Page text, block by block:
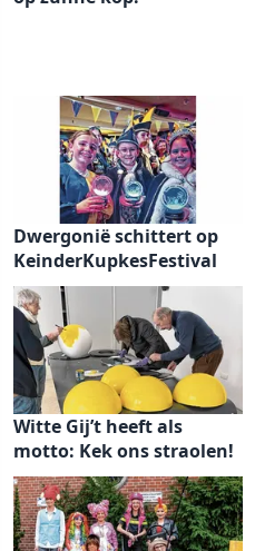
Dwergonië schittert op
KeinderKupkesFestival
Witte Gij’t heeft als
motto: Kek ons straolen!